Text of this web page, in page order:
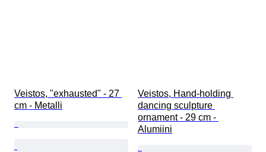
Veistos, "exhausted" - 27
cm - Metalli
Veistos, Hand-holding
dancing sculpture
ornament - 29 cm -
Alumiini